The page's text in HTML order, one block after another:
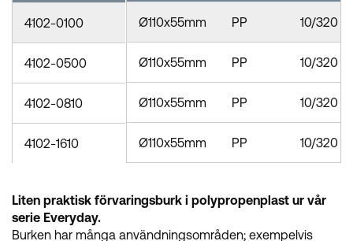
Ø110x55mm PP 10/320
Ø110x55mm PP 10/320
Ø110x55mm PP 10/320
Ø110x55mm PP 10/320
4102-0100
4102-0500
4102-0810
4102-1610
Liten praktisk förvaringsburk i polypropenplast ur vår
serie Everyday.
Burken har många användningsområden; exempelvis